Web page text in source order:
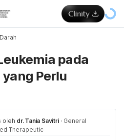
pada
yang Perlu
oleh dr. Tania Savitri · General
Therapeutic